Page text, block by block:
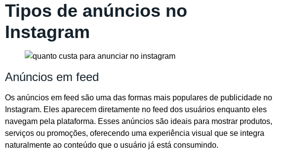
Tipos de anúncios no
Instagram
Anúncios em feed
Os anúncios em feed são uma das formas mais populares de publicidade no
Instagram. Eles aparecem diretamente no feed dos usuários enquanto eles
navegam pela plataforma. Esses anúncios são ideais para mostrar produtos,
serviços ou promoções, oferecendo uma experiência visual que se integra
naturalmente ao conteúdo que o usuário já está consumindo.